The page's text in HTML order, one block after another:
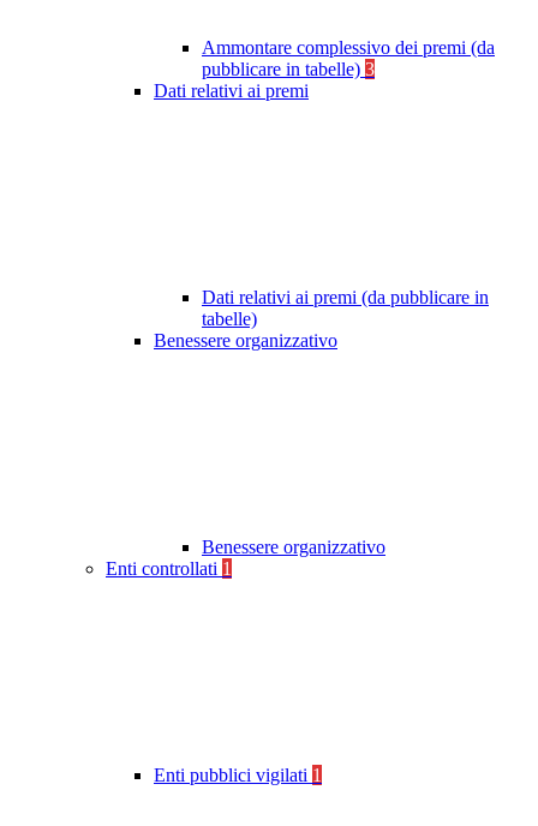
Ammontare complessivo dei premi (da
pubblicare in tabelle) 3
Dati relativi ai premi
Dati relativi ai premi (da pubblicare in
tabelle)
Benessere organizzativo
Benessere organizzativo
Enti controllati 1
Enti pubblici vigilati 1